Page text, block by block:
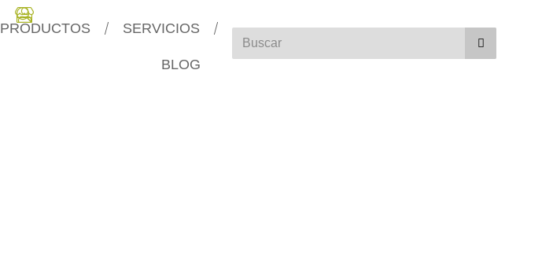
PRODUCTOS SERVICIOS
BLOG